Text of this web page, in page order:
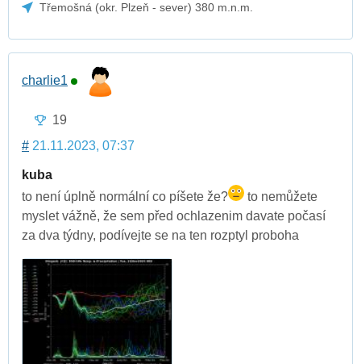
Třemošná (okr. Plzeň - sever) 380 m.n.m.
charlie1
19
# 21.11.2023, 07:37
kuba
to není úplně normální co píšete že?
to nemůžete
myslet vážně, že sem před ochlazenim davate počasí
za dva týdny, podívejte se na ten rozptyl proboha